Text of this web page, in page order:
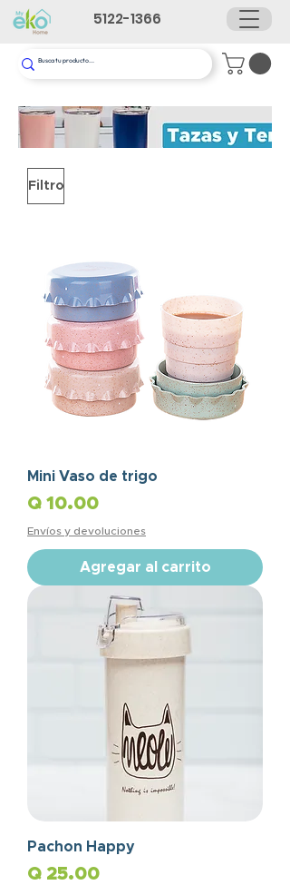
5122-1366
Filtro
Mini Vaso de trigo
Precio
Q 10.00
Envíos y devoluciones
Agregar al carrito
Pachon Happy
Precio
Q 25.00